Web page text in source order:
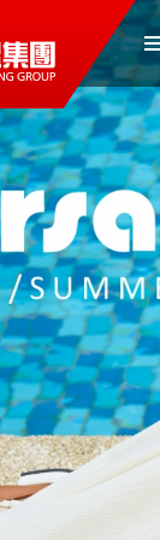
采盟